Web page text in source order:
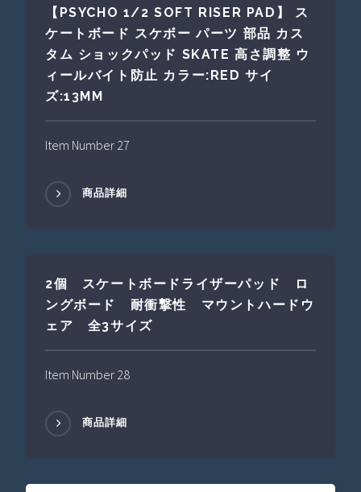
【PSYCHO 1/2 SOFT RISER PAD】 ス
ケートボード スケボー パーツ 部品 カス
タム ショックパッド SKATE 高さ調整 ウ
ィールバイト防止 カラー:RED サイ
ズ:13MM
Item Number 27
商品詳細
2個 スケートボードライザーパッド ロ
ングボード 耐衝撃性 マウントハードウ
ェア 全3サイズ
Item Number 28
商品詳細